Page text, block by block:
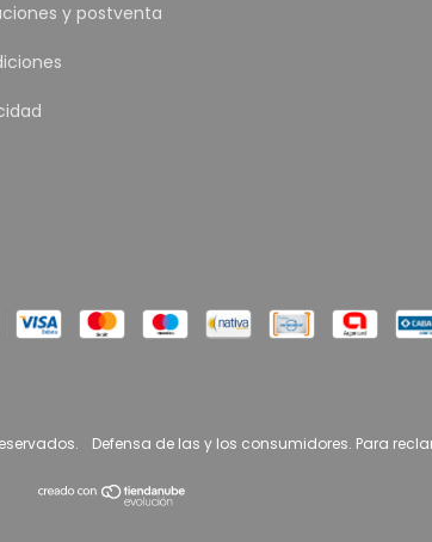
y postventa
Defensa de las y los consumidores. Para